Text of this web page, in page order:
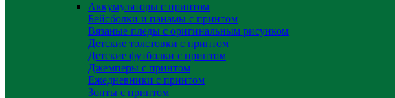
Аккумуляторы с принтом
Бейсболки и панамы с принтом
Вязаные пледы с оригинальным рисунком
Детские толстовки с принтом
Детские футболки с принтом
Джемперы с принтом
Ежедневники с принтом
Зонты с принтом